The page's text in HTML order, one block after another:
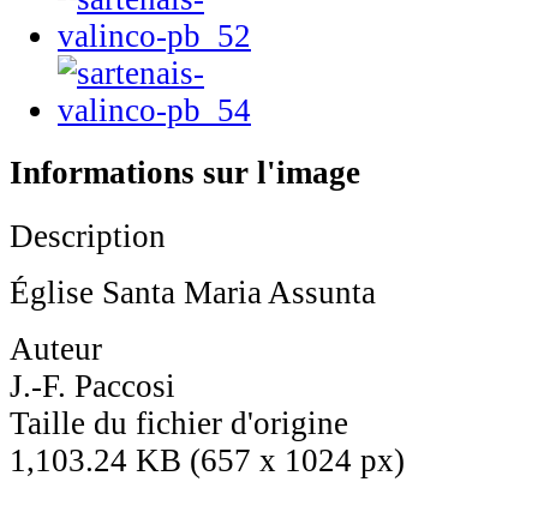
Informations sur l'image
Description
Église Santa Maria Assunta
Auteur
J.-F. Paccosi
Taille du fichier d'origine
1,103.24 KB (657 x 1024 px)